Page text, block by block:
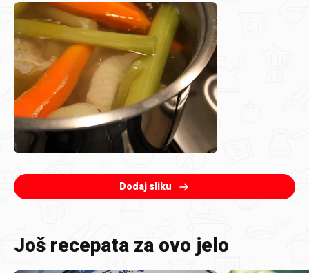
Dodaj sliku
Još recepata za ovo jelo